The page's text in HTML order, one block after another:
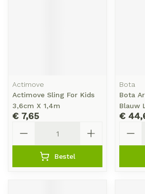
Actimove
Actimove Sling For Kids
3,6cm X 1,4m
€ 7,65
Bestel
Bota
Bota
Blauw
€